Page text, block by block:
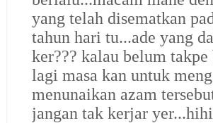
yang telah disematkan
tahun hari tu...ade yang
ker??? kalau belum takpe
lagi masa kan untuk
menunaikan azam
jangan tak kerjar